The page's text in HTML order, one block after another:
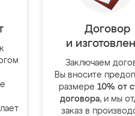
Договор
и
Заключаем
Вы вносите
размере 10% от
договора, и мы
заказ в